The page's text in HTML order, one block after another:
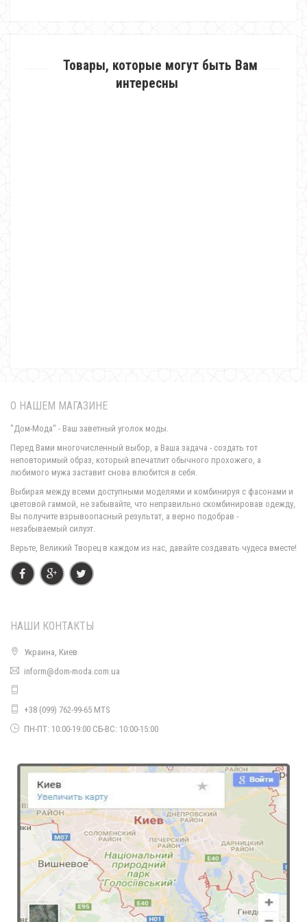
Товары, которые могут быть Вам
интересны
810.00грн.
Женский зимний спортивный костюм на синтепоне
Женский спортивный костюм с начесом
1390.00грн.
О НАШЕМ МАГАЗИНЕ
"Дом-Мода" - Ваш заветный уголок моды.
Перед Вами многочисленный выбор, а Ваша задача - создать тот
неповторимый образ, который впечатлит обычного прохожего, а
любимого мужа заставит снова влюбится в себя.
Выбирая между всеми доступными моделями и комбинируя с фасонами и
цветовой гаммой, не забывайте, что неправильно скомбинировав одежду,
Вы получите взрывоопасный результат, а верно подобрав -
незабываемый силуэт.
Верьте, Великий Творец в каждом из нас, давайте создавать чудеса вместе!
НАШИ КОНТАКТЫ
Украина, Киев
inform@dom-moda.com.ua
+38 (099) 762-99-65 MTS
ПН-ПТ: 10:00-19:00 СБ-ВС: 10:00-15:00